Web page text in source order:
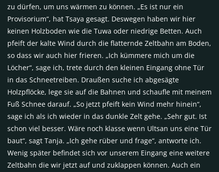
zu dürfen, um uns wärmen zu können. „Es ist nur ein
Provisorium“, hat Tsaya gesagt. Deswegen haben wir hier
keinen Holzboden wie die Tuwa oder niedrige Betten. Auch
pfeift der kalte Wind durch die flatternde Zeltbahn am Boden,
so dass wir auch hier frieren. „Ich kümmere mich um die
Löcher“, sage ich, trete durch den kleinen Eingang ohne Tür
in das Schneetreiben. Draußen suche ich abgesägte
Holzpflöcke, lege sie auf die Bahnen und schaufle mit meinem
Fuß Schnee darauf. „So jetzt pfeift kein Wind mehr hinein“,
sage ich als ich wieder in das dunkle Zelt gehe. „Sehr gut. Ist
schon viel besser. Wäre noch klasse wenn Ultsan uns eine Tür
baut“, sagt Tanja. „Ich gehe rüber und frage“, antworte ich.
Wenig später befindet sich vor unserem Eingang eine weitere
Zeltbahn die wir jetzt auf und zuklappen können. Auch ein